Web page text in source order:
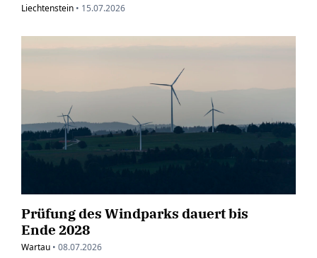
Liechtenstein • 15.07.2026
Prüfung des Windparks dauert bis
Ende 2028
Wartau • 08.07.2026